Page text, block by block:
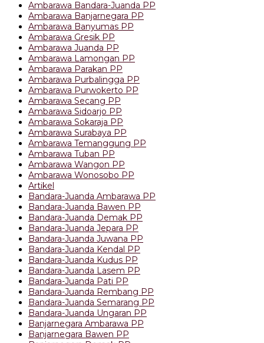
Ambarawa Bandara-Juanda PP
Ambarawa Banjarnegara PP
Ambarawa Banyumas PP
Ambarawa Gresik PP
Ambarawa Juanda PP
Ambarawa Lamongan PP
Ambarawa Parakan PP
Ambarawa Purbalingga PP
Ambarawa Purwokerto PP
Ambarawa Secang PP
Ambarawa Sidoarjo PP
Ambarawa Sokaraja PP
Ambarawa Surabaya PP
Ambarawa Temanggung PP
Ambarawa Tuban PP
Ambarawa Wangon PP
Ambarawa Wonosobo PP
Artikel
Bandara-Juanda Ambarawa PP
Bandara-Juanda Bawen PP
Bandara-Juanda Demak PP
Bandara-Juanda Jepara PP
Bandara-Juanda Juwana PP
Bandara-Juanda Kendal PP
Bandara-Juanda Kudus PP
Bandara-Juanda Lasem PP
Bandara-Juanda Pati PP
Bandara-Juanda Rembang PP
Bandara-Juanda Semarang PP
Bandara-Juanda Ungaran PP
Banjarnegara Ambarawa PP
Banjarnegara Bawen PP